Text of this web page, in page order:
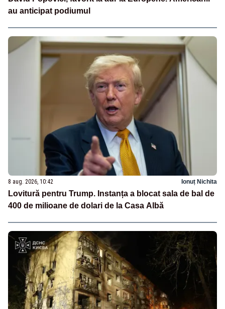
au anticipat podiumul
8 aug. 2026, 10:42 Ionuț Nichita
Lovitură pentru Trump. Instanța a blocat sala de bal de
400 de milioane de dolari de la Casa Albă